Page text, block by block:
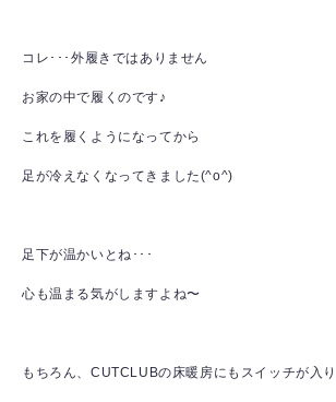
コレ･･･外履きではありません
お家の中で履くのです♪
これを履くようになってから
足が冷えなくなってきました(^o^)
足下が温かいとね･･･
心も温まる気がしますよね〜
もちろん、CUTCLUBの床暖房にもスイッチが入